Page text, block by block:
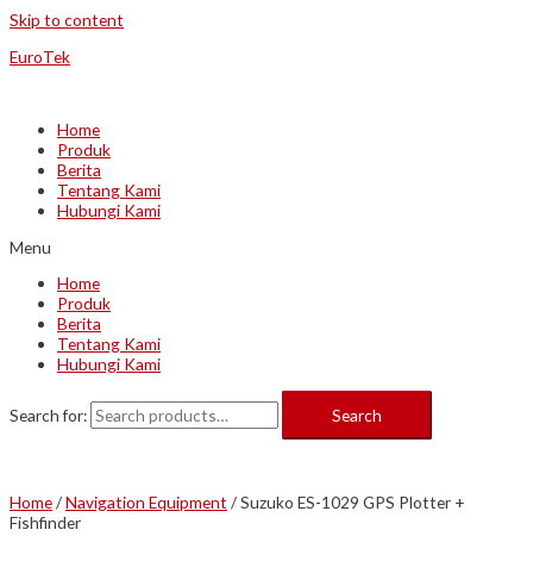
Skip to content
EuroTek
Home
Produk
Berita
Tentang Kami
Hubungi Kami
Menu
Home
Produk
Berita
Tentang Kami
Hubungi Kami
Search for: Search
Home/Navigation Equipment / Suzuko ES-1029 GPS Plotter +
Fishfinder